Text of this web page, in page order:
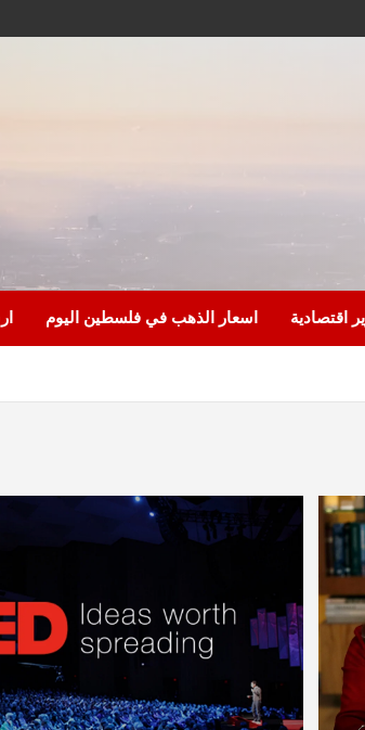
اقتصادية اسعار الذهب في فلسطين اليوم